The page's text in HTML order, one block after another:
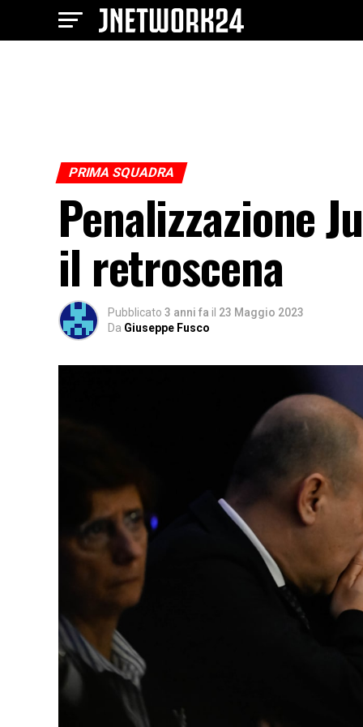
PRIMA SQUADRA
Penalizzazione
il retroscena
Pubblicato 3 anni fa il 23 Maggio 2023
Da Giuseppe Fusco